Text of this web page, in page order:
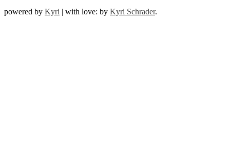
powered by Kyri | with love: by Kyri Schrader.